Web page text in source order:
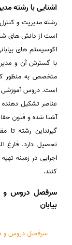
آشنایی با رشته
رشته مدیریت و
است از دانش های
اکوسیستم های
با گسترش آن و
متخصص به منظور
است. دروس آموزشی
عناصر تشکیل دهنده
آشنا شده و فنون
گیرنداین رشته تا
تحصیل دارد. فارغ
اجرایی در زمینه
کنند.
سرفصل دروس و
بیابان
سرفصل دروس و